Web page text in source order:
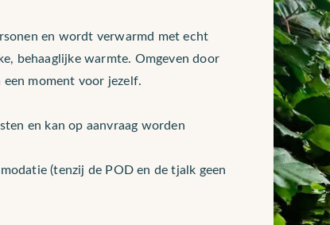
en wordt verwarmd met echt
behaaglijke warmte. Omgeven door
moment voor jezelf.
en kan op aanvraag worden
(tenzij de POD en de tjalk geen